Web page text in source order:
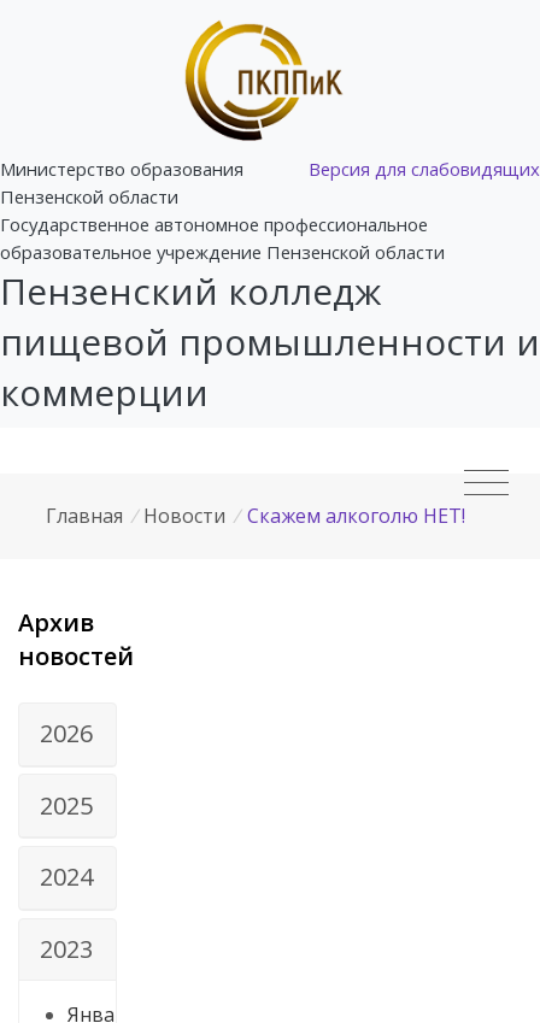
Версия для слабовидящих
Министерство образования
Пензенской области
Государственное автономное профессиональное
образовательное учреждение Пензенской области
Пензенский колледж
пищевой промышленности и
коммерции
Главная / Новости / Скажем алкоголю НЕТ!
Архив
новостей
2026
2025
2024
2023
Янва